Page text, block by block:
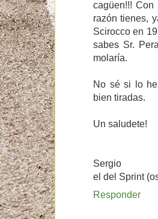
cagüen!!!
razón tienes,
Scirocco en
sabes Sr.
molaría.
No sé si lo
bien tiradas.
Un saludete!
Sergio
el del Sprint
Responder